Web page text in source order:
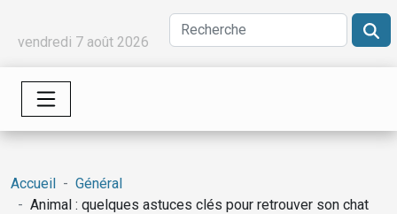
vendredi 7 août 2026
Accueil
Général
Animal : quelques astuces clés pour retrouver son chat